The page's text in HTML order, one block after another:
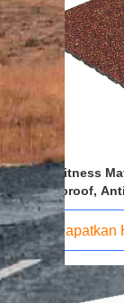
EPDM